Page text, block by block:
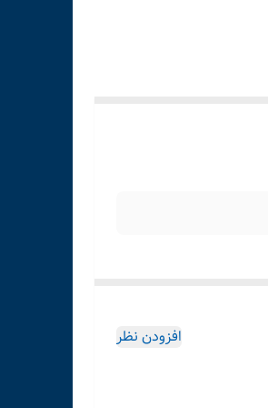
افزودن نظر